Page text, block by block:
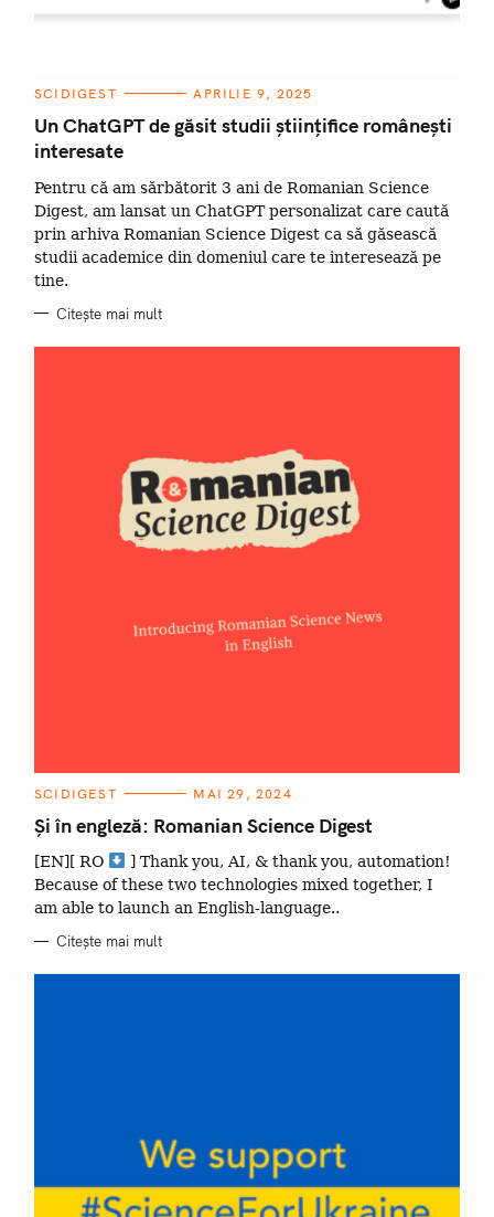
C
T
E
G
R
I
I
SCIDIGEST APRILIE 9, 2025
Un ChatGPT de găsit studii științifice românești
interesate
Pentru că am sărbătorit 3 ani de Romanian Science
Digest, am lansat un ChatGPT personalizat care caută
prin arhiva Romanian Science Digest ca să găsească
studii academice din domeniul care te interesează pe
tine.
Citește mai mult
C
T
E
O
R
I
I
SCIDIGEST MAI 29, 2024
Și în engleză: Romanian Science Digest
[EN][ RO
] Thank you, AI, & thank you, automation!
Because of these two technologies mixed together, I
am able to launch an English-language..
Citește mai mult